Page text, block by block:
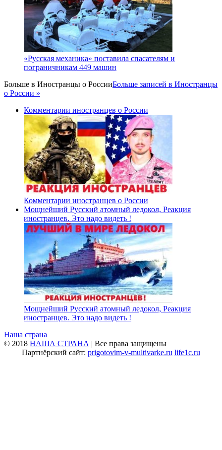
«Русская механика» поставила спасателям и
пограничникам 449 машин
Больше в Иностранцы о РоссииБольше записей в Иностранцы
о России »
Комментарии иностранцев о России
Комментарии иностранцев о России
Мощнейший Русский атомный ледокол, Реакция
иностранцев. Это надо видеть !
Мощнейший Русский атомный ледокол, Реакция
иностранцев. Это надо видеть !
Наша страна
© 2018 НАША СТРАНА | Все права защищены
Партнёрский сайт: prigotovim-v-multivarke.ru life1c.ru